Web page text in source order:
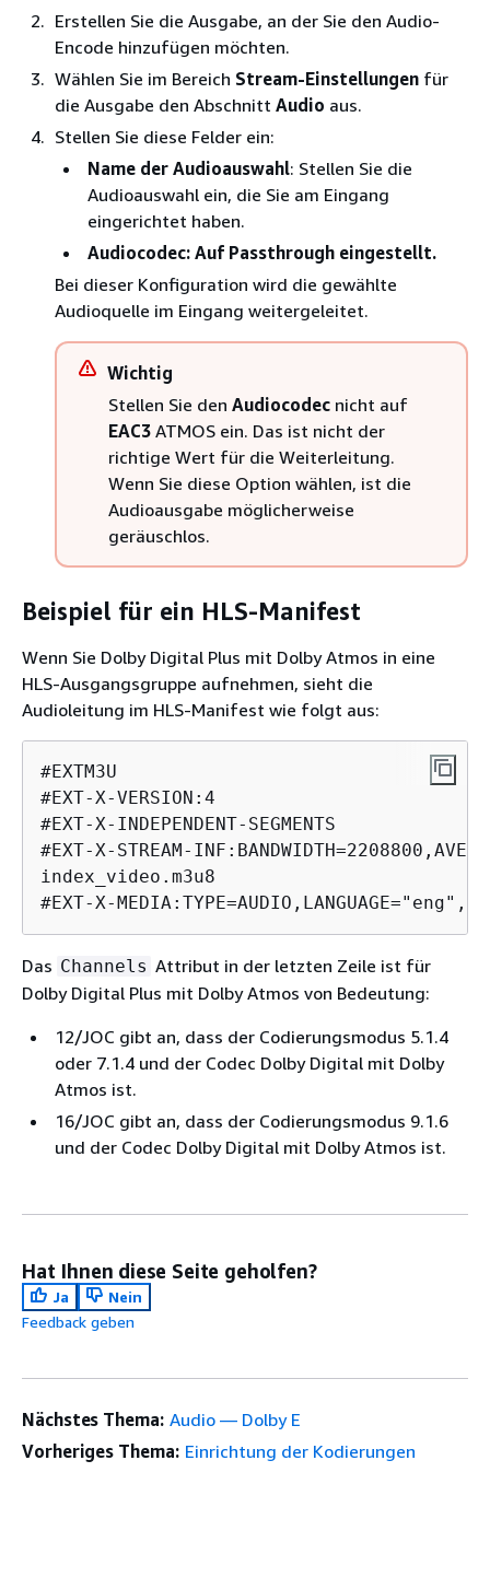
Erstellen Sie die Ausgabe, an der Sie den Audio-
Encode hinzufügen möchten.
Wählen Sie im Bereich Stream-Einstellungen für
die Ausgabe den Abschnitt Audio aus.
Stellen Sie diese Felder ein:
Name der Audioauswahl: Stellen Sie die
Audioauswahl ein, die Sie am Eingang
eingerichtet haben.
Audiocodec: Auf Passthrough eingestellt.
Bei dieser Konfiguration wird die gewählte
Audioquelle im Eingang weitergeleitet.
Wichtig
Stellen Sie den Audiocodec nicht auf
EAC3 ATMOS ein. Das ist nicht der
richtige Wert für die Weiterleitung.
Wenn Sie diese Option wählen, ist die
Audioausgabe möglicherweise
geräuschlos.
Beispiel für ein HLS-Manifest
Wenn Sie Dolby Digital Plus mit Dolby Atmos in eine
HLS-Ausgangsgruppe aufnehmen, sieht die
Audioleitung im HLS-Manifest wie folgt aus:
#EXTM3U
#EXT-X-VERSION:4
#EXT-X-INDEPENDENT-SEGMENTS
#EXT-X-STREAM-
index_video.m3u8
#EXT-X-
Das Channels Attribut in der letzten Zeile ist für
Dolby Digital Plus mit Dolby Atmos von Bedeutung:
12/JOC gibt an, dass der Codierungsmodus 5.1.4
oder 7.1.4 und der Codec Dolby Digital mit Dolby
Atmos ist.
16/JOC gibt an, dass der Codierungsmodus 9.1.6
und der Codec Dolby Digital mit Dolby Atmos ist.
Hat Ihnen diese Seite geholfen?
Ja
Nein
Feedback geben
Nächstes Thema: Audio — Dolby E
Vorheriges Thema: Einrichtung der Kodierungen